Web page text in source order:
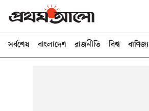
সর্বশেষ বাংলাদেশ রাজনীতি বিশ্ব বাণিজ্য